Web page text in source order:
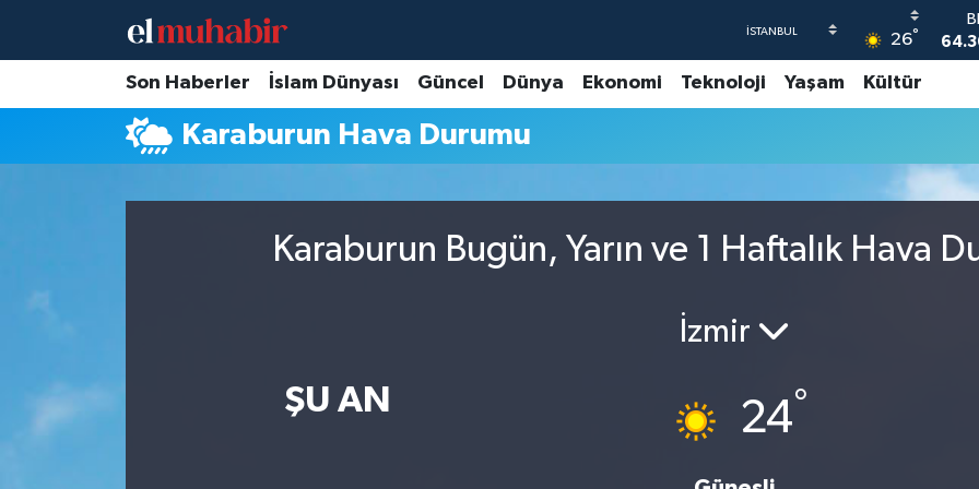
26°
Son Haberler İslam Dünyası Güncel Dünya Ekonomi Teknoloji Yaşam Kültür
Karaburun Hava Durumu
Karaburun Bugün, Yarın ve 1 Haftalık Hava
ŞU AN
İzmir
24°
Hava Durumu
Trafik Durumu